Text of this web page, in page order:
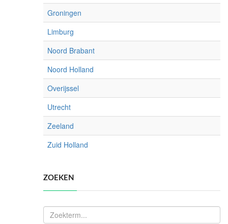
Groningen
Limburg
Noord Brabant
Noord Holland
Overijssel
Utrecht
Zeeland
Zuid Holland
ZOEKEN